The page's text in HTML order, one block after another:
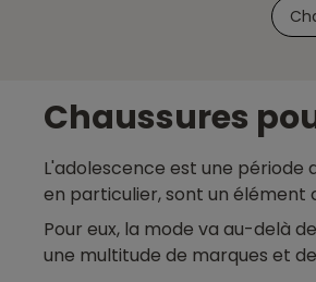
Chaussures
L'adolescence est une
en particulier, sont un élément
Pour eux, la mode va au-delà
une multitude de marques et